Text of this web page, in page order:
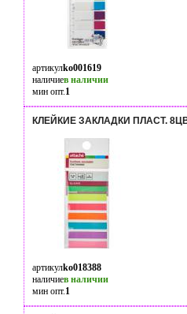
артикулko001619
наличиев наличии
мин опт.1
КЛЕЙКИЕ ЗАКЛАДКИ ПЛАСТ.
артикулko018388
наличиев наличии
мин опт.1